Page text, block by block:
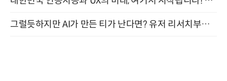
그럴듯하지만 AI가 만든 티가 난다면? 유저 리서치부터 배포까지! (9/15)